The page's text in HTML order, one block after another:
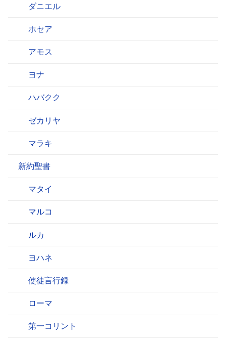
ダニエル
ホセア
アモス
ヨナ
ハバクク
ゼカリヤ
マラキ
新約聖書
マタイ
マルコ
ルカ
ヨハネ
使徒言行録
ローマ
第一コリント